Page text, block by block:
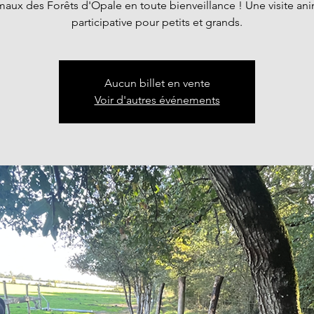
des Forêts d'Opale en toute bienveillance ! Une visite
participative pour petits et grands.
Aucun billet en vente
Voir d'autres événements